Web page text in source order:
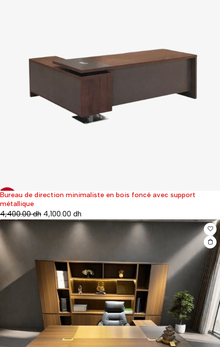
13%
Bureau de direction minimaliste en bois foncé avec support
métallique
4,400.00dh 4,100.00 dh